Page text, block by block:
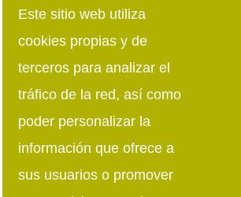
Viernes: 8:00h · 15:00h
Síguenos en redes sociales
Este sitio web utiliza
cookies propias y de
terceros para analizar el
tráfico de la red, así como
poder personalizar la
información que ofrece a
sus usuarios o promover